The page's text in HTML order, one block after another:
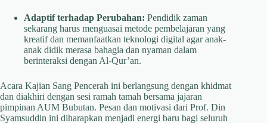
Adaptif terhadap Perubahan: Pendidik zaman
sekarang harus menguasai metode pembelajaran yang
kreatif dan memanfaatkan teknologi digital agar anak-
anak didik merasa bahagia dan nyaman dalam
berinteraksi dengan Al-Qur’an.
Acara Kajian Sang Pencerah ini berlangsung dengan khidmat
dan diakhiri dengan sesi ramah tamah bersama jajaran
pimpinan AUM Bubutan. Pesan dan motivasi dari Prof. Din
Syamsuddin ini diharapkan menjadi energi baru bagi seluruh